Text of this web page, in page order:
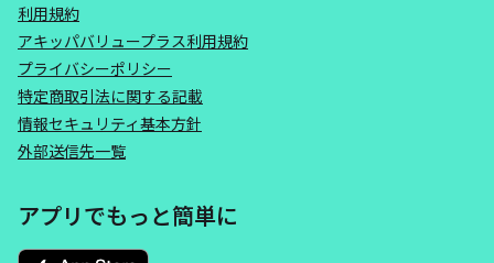
利用規約
アキッパバリュープラス利用規約
プライバシーポリシー
特定商取引法に関する記載
情報セキュリティ基本方針
外部送信先一覧
アプリでもっと簡単に